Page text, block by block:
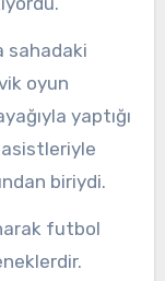
sahadaki
oyun
yaptığı
biriydi.
futbol